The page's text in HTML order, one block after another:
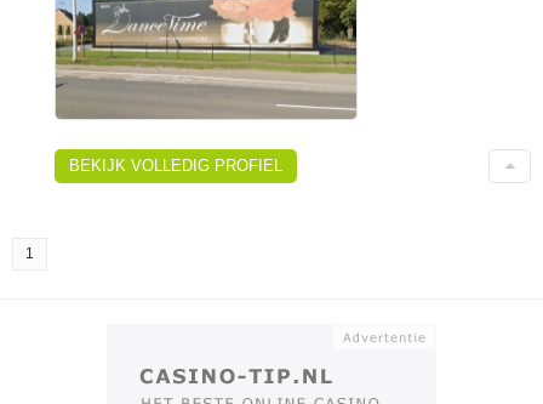
BEKIJK VOLLEDIG PROFIEL
1